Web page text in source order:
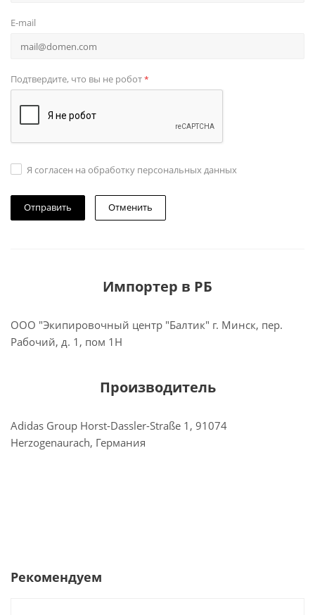
E-mail
Подтвердите, что вы не робот*
Я согласен на обработку персональных данных
Отменить
Импортер в РБ
ООО "Экипировочный центр "Балтик" г. Минск, пер.
Рабочий, д. 1, пом 1Н
Производитель
Adidas Group Horst-Dassler-Straße 1, 91074
Herzogenaurach, Германия
Рекомендуем